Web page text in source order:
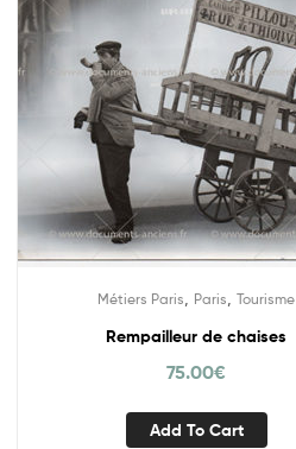
Métiers Paris Paris Tourisme
Rempailleur de chaises
75.00€
Add To Cart